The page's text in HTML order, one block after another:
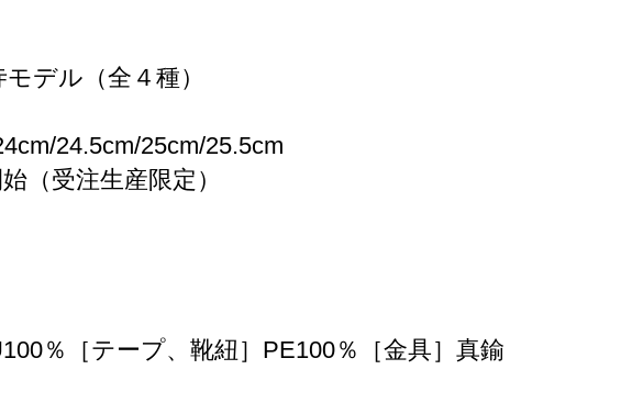
デル（全４種）
24.5cm/25cm/25.5cm
（受注生産限定）
ープ、靴紐］PE100％［金具］真鍮